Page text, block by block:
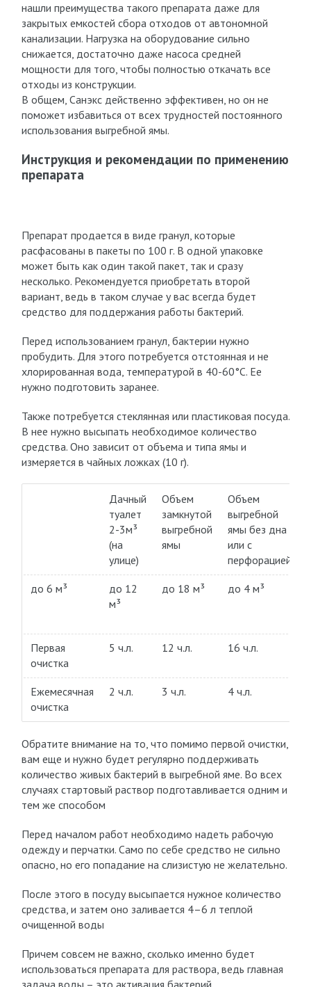
нашли преимущества такого препарата даже для
закрытых емкостей сбора отходов от автономной
канализации. Нагрузка на оборудование сильно
снижается, достаточно даже насоса средней
мощности для того, чтобы полностью откачать все
отходы из конструкции.
В общем, Санэкс действенно эффективен, но он не
поможет избавиться от всех трудностей постоянного
использования выгребной ямы.
Инструкция и рекомендации по применению
препарата
Препарат продается в виде гранул, которые
расфасованы в пакеты по 100 г. В одной упаковке
может быть как один такой пакет, так и сразу
несколько. Рекомендуется приобретать второй
вариант, ведь в таком случае у вас всегда будет
средство для поддержания работы бактерий.
Перед использованием гранул, бактерии нужно
пробудить. Для этого потребуется отстоянная и не
хлорированная вода, температурой в 40-60°С. Ее
нужно подготовить заранее.
Также потребуется стеклянная или пластиковая посуда.
В нее нужно высыпать необходимое количество
средства. Оно зависит от объема и типа ямы и
измеряется в чайных ложках (10 г).
Дачный
туалет
2-3м³
(на
улице)
Объем
замкнутой
выгребной
ямы
Объем
выгребной
ямы без дна
или с
перфорацией
до 6 м³
до 12
м³
до 18 м³ до 4 м³
Первая
очистка
5 ч.л. 12 ч.л. 16 ч.л.
Ежемесячная
очистка
2 ч.л. 3 ч.л. 4 ч.л.
Обратите внимание на то, что помимо первой очистки,
вам еще и нужно будет регулярно поддерживать
количество живых бактерий в выгребной яме. Во всех
случаях стартовый раствор подготавливается одним и
тем же способом
Перед началом работ необходимо надеть рабочую
одежду и перчатки. Само по себе средство не сильно
опасно, но его попадание на слизистую не желательно.
После этого в посуду высыпается нужное количество
средства, и затем оно заливается 4–6 л теплой
очищенной воды
Причем совсем не важно, сколько именно будет
использоваться препарата для раствора, ведь главная
задача воды – это активация бактерий